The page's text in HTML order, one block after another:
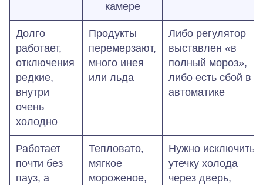
камере
Долго
работает,
отключения
редкие,
внутри
очень
холодно
Продукты
перемерзают,
много инея
или льда
Либо регулятор
выставлен «в
полный мороз»,
либо есть сбой в
автоматике
Работает
почти без
пауз, а
Тепловато,
мягкое
мороженое,
Нужно исключить
утечку холода
через дверь,